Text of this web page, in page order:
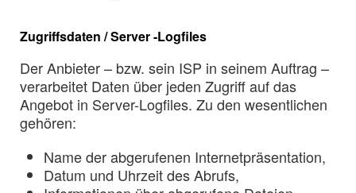
Zugriffsdaten / Server -Logfiles
Der Anbieter – bzw. sein ISP in seinem Auftrag –
verarbeitet Daten über jeden Zugriff auf das
Angebot in Server-Logfiles. Zu den wesentlichen
gehören:
Name der abgerufenen Internetpräsentation,
Datum und Uhrzeit des Abrufs,